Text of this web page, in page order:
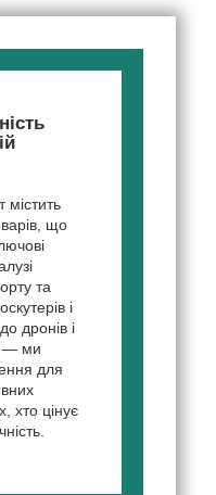
що
та
і
дронів і
— ми
для
хто цінує